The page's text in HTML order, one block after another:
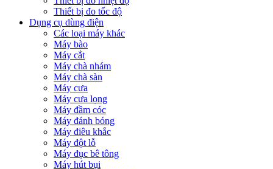
Thiết bị đo tốc độ
Dụng cụ dùng điện
Các loại máy khác
Máy bào
Máy cắt
Máy chà nhám
Máy chà sàn
Máy cưa
Máy cưa lọng
Máy đầm cóc
Máy đánh bóng
Máy điêu khắc
Máy đột lỗ
Máy đục bê tông
Máy hút bụi